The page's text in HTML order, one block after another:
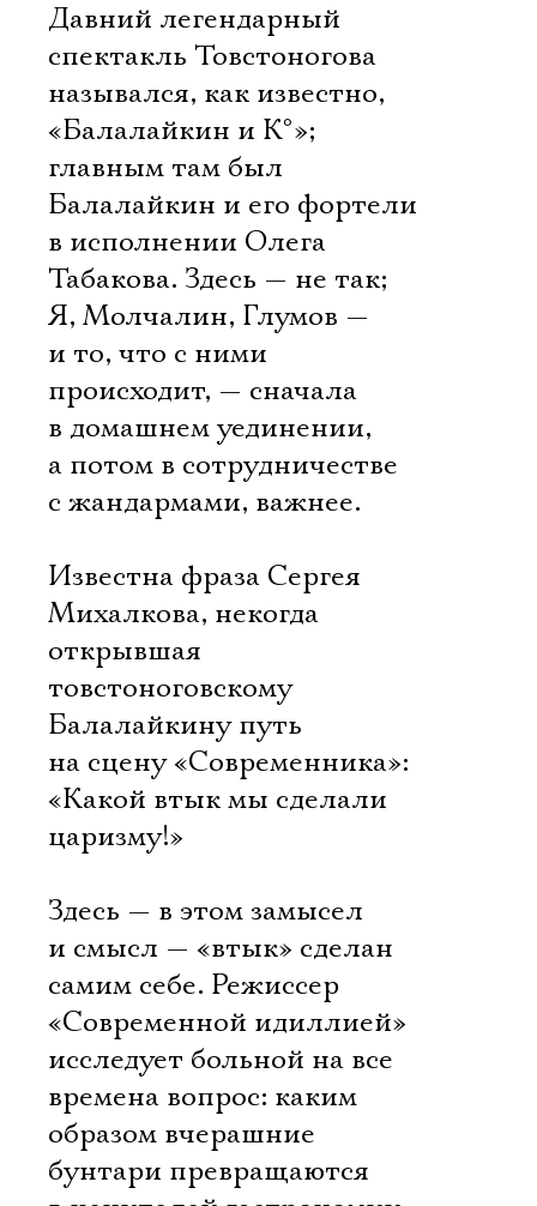
Давний легендарный
спектакль Товстоногова
назывался, как известно,
«Балалайкин и К°»;
главным там был
Балалайкин и его фортели
в исполнении Олега
Табакова. Здесь — не так;
Я, Молчалин, Глумов —
и то, что с ними
происходит, — сначала
в домашнем уединении,
а потом в сотрудничестве
с жандармами, важнее.
Известна фраза Сергея
Михалкова, некогда
открывшая
товстоноговскому
Балалайкину путь
на сцену «Современника»:
«Какой втык мы сделали
царизму!»
Здесь — в этом замысел
и смысл — «втык» сделан
самим себе. Режиссер
«Современной идиллией»
исследует больной на все
времена вопрос: каким
образом вчерашние
бунтари превращаются